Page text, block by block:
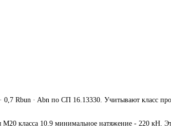
Rbun · Abn по СП 16.13330. Учитывают класс
класса 10.9 минимальное натяжение - 220 кН.